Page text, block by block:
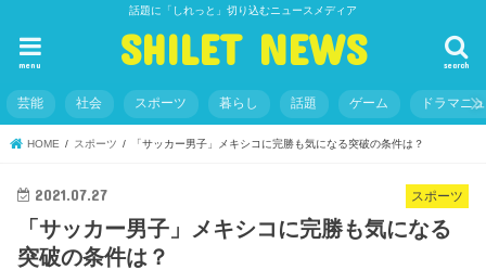
話題に「しれっと」切り込むニュースメディア
SHILET NEWS search
menu
芸能 社会 スポーツ 暮らし 話題 ゲーム ドラマニ
HOME スポーツ 「サッカー男子」メキシコに完勝も気になる突破の条件は？
スポーツ
2021.07.27
「サッカー男子」メキシコに完勝も気になる
突破の条件は？